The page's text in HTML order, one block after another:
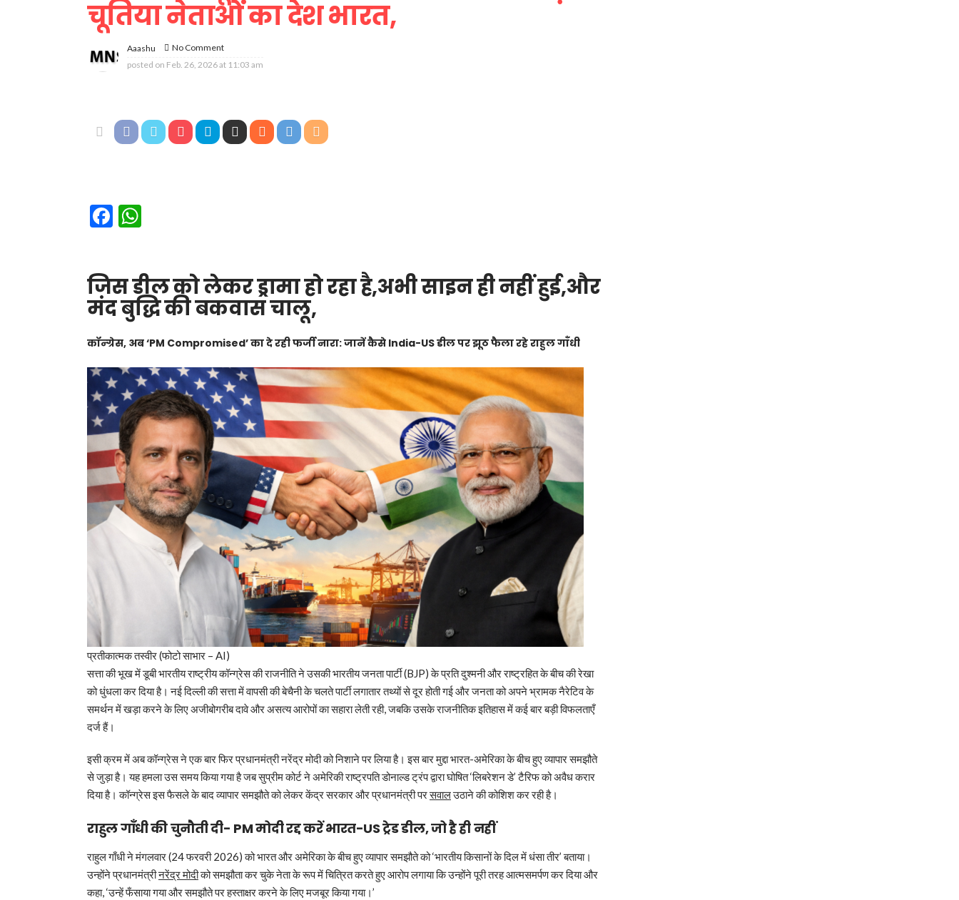
चूतिया नेताओं का देश भारत,
Aaashu
No Comment
posted on Feb. 26, 2026 at 11:03 am
Facebook
जिस डील को लेकर ड्रामा हो रहा है,अभी साइन ही नहीं हुई,और
मंद बुद्धि की बकवास चालू,
कॉन्ग्रेस, अब ‘PM Compromised’ का दे रही फर्जी नारा: जानें कैसे India-US डील पर झूठ फैला रहे राहुल गाँधी
प्रतीकात्मक तस्वीर (फोटो साभार – AI)
सत्ता की भूख में डूबी भारतीय राष्ट्रीय कॉन्ग्रेस की राजनीति ने उसकी भारतीय जनता पार्टी (BJP) के प्रति दुश्मनी और राष्ट्रहित के बीच की रेखा
को धुंधला कर दिया है। नई दिल्ली की सत्ता में वापसी की बेचैनी के चलते पार्टी लगातार तथ्यों से दूर होती गई और जनता को अपने भ्रामक नैरेटिव के
समर्थन में खड़ा करने के लिए अजीबोगरीब दावे और असत्य आरोपों का सहारा लेती रही, जबकि उसके राजनीतिक इतिहास में कई बार बड़ी विफलताएँ
दर्ज हैं।
इसी क्रम में अब कॉन्ग्रेस ने एक बार फिर प्रधानमंत्री नरेंद्र मोदी को निशाने पर लिया है। इस बार मुद्दा भारत-अमेरिका के बीच हुए व्यापार समझौते
से जुड़ा है। यह हमला उस समय किया गया है जब सुप्रीम कोर्ट ने अमेरिकी राष्ट्रपति डोनाल्ड ट्रंप द्वारा घोषित ‘लिबरेशन डे’ टैरिफ को अवैध करार
दिया है। कॉन्ग्रेस इस फैसले के बाद व्यापार समझौते को लेकर केंद्र सरकार और प्रधानमंत्री परसवालउठाने की कोशिश कर रही है।
राहुल गाँधी की चुनौती दी- PM मोदी रद्द करें भारत-US ट्रेड डील, जो है ही नहीं
राहुल गाँधी ने मंगलवार (24 फरवरी 2026) को भारत और अमेरिका के बीच हुए व्यापार समझौते को ‘भारतीय किसानों के दिल में धंसा तीर’ बताया।
उन्होंने प्रधानमंत्रीनरेंद्र मोदीको समझौता कर चुके नेता के रूप में चित्रित करते हुए आरोप लगाया कि उन्होंने पूरी तरह आत्मसमर्पण कर दिया और
कहा, ‘उन्हें फँसाया गया और समझौते पर हस्ताक्षर करने के लिए मजबूर किया गया।’